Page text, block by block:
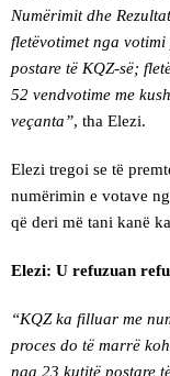
Numërimit dhe
fletëvotimet nga votimi
postare të KQZ-së;
52 vendvotime me
veçanta”, tha Elezi.
Elezi tregoi se të
numërimin e votave
që deri më tani kanë
Elezi: U refuzuan
“KQZ ka filluar me
proces do të marrë
nga 23 kutitë postare